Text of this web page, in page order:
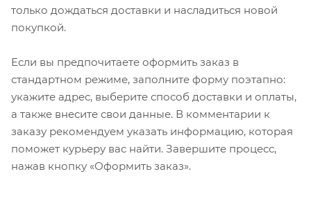
только дождаться доставки и насладиться новой
покупкой.
Если вы предпочитаете оформить заказ в
стандартном режиме, заполните форму поэтапно:
укажите адрес, выберите способ доставки и оплаты,
а также внесите свои данные. В комментарии к
заказу рекомендуем указать информацию, которая
поможет курьеру вас найти. Завершите процесс,
нажав кнопку «Оформить заказ».